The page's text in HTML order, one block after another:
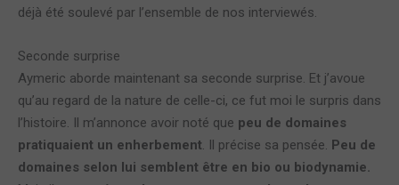
déjà été soulevé par l’ensemble de nos interviewés.
Seconde surprise
Aymeric aborde maintenant sa seconde surprise. Et j’avoue
qu’au regard de la nature de celle-ci, ce fut moi le surpris dans
l’histoire. Il m’annonce avoir noté que peu de domaines
pratiquaient un enherbement. Il précise sa pensée. Peu de
domaines selon lui semblent être en bio ou biodynamie.